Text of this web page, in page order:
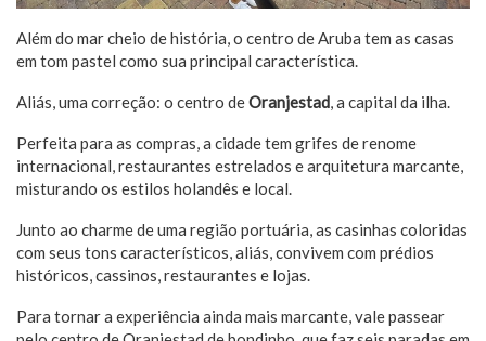
Além do mar cheio de história, o centro de Aruba tem as casas
em tom pastel como sua principal característica.
Aliás, uma correção: o centro deOranjestad, a capital da ilha.
Perfeita para as compras, a cidade tem grifes de renome
internacional, restaurantes estrelados e arquitetura marcante,
misturando os estilos holandês e local.
Junto ao charme de uma região portuária, as casinhas coloridas
com seus tons característicos, aliás, convivem com prédios
históricos, cassinos, restaurantes e lojas.
Para tornar a experiência ainda mais marcante, vale passear